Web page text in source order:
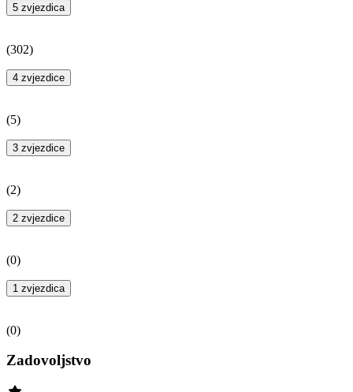
5 zvjezdica
(302)
4 zvjezdice
(5)
3 zvjezdice
(2)
2 zvjezdice
(0)
1 zvjezdica
(0)
Zadovoljstvo